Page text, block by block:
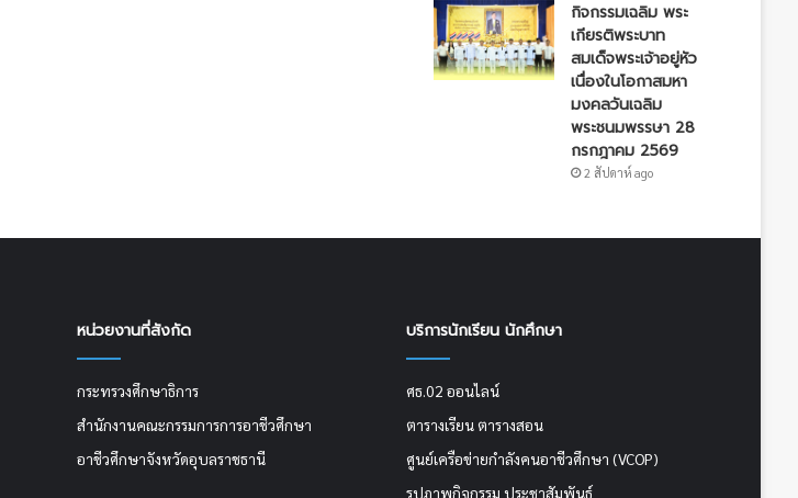
กิจกรรมเฉลิม พระ
เกียรติพระบาท
สมเด็จพระเจ้าอยู่หัว
เนื่องในโอกาสมหา
มงคลวันเฉลิม
พระชนมพรรษา 28
กรกฎาคม 2569
2 สัปดาห์ ago
หน่วยงานที่สังกัด
กระทรวงศึกษาธิการ
สำนักงานคณะกรรมการการอาชีวศึกษา
อาชีวศึกษาจังหวัดอุบลราชธานี
บริการนักเรียน นักศึกษา
ศธ.02 ออนไลน์
ตารางเรียน ตารางสอน
ศูนย์เครือข่ายกำลังคนอาชีวศึกษา (VCOP)
รูปภาพกิจกรรม ประชาสัมพันธ์